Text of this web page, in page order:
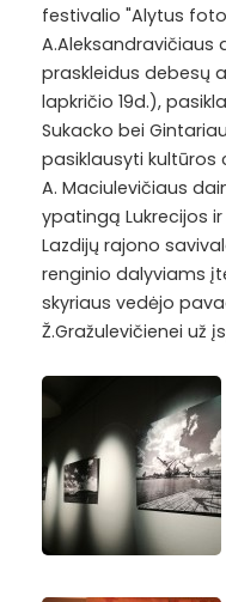
festivalio "Alytus
A.Aleksandravičiaus
praskleidus debesų
lapkričio 19d.),
Sukacko bei
pasiklausyti kultūros
A. Maciulevičiaus
ypatingą Lukrecijos
Lazdijų rajono
renginio dalyviams
skyriaus vedėjo
Ž.Gražulevičienei už